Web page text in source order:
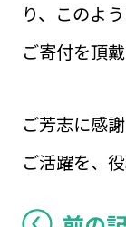
り、このよ
ご寄付を頂
ご芳志に感
ご活躍を、